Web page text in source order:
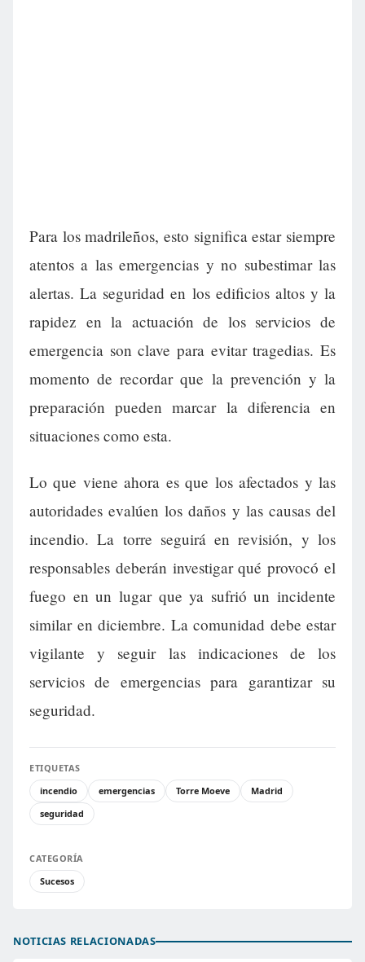
Para los madrileños, esto significa estar siempre
atentos a las emergencias y no subestimar las
alertas. La seguridad en los edificios altos y la
rapidez en la actuación de los servicios de
emergencia son clave para evitar tragedias. Es
momento de recordar que la prevención y la
preparación pueden marcar la diferencia en
situaciones como esta.
Lo que viene ahora es que los afectados y las
autoridades evalúen los daños y las causas del
incendio. La torre seguirá en revisión, y los
responsables deberán investigar qué provocó el
fuego en un lugar que ya sufrió un incidente
similar en diciembre. La comunidad debe estar
vigilante y seguir las indicaciones de los
servicios de emergencias para garantizar su
seguridad.
ETIQUETAS
incendio
emergencias Torre Moeve
Madrid
seguridad
CATEGORÍA
Sucesos
NOTICIAS RELACIONADAS